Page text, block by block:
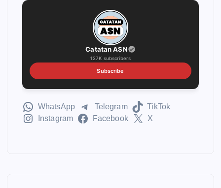
Catatan ASN
127K subscribers
Subscribe
WhatsApp Telegram
TikTok
Instagram
Facebook X